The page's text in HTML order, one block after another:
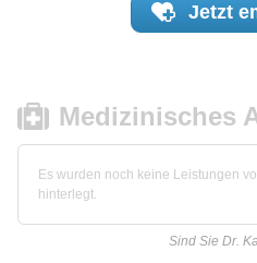
Jetzt
Medizinisches
Es wurden noch keine Leistungen
hinterlegt.
Sind Sie Dr.